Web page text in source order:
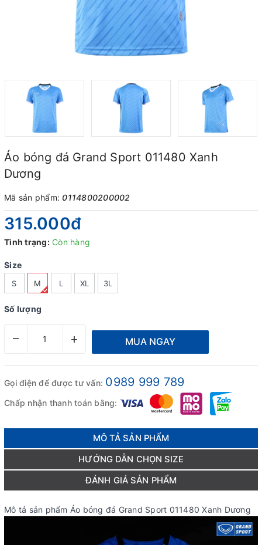
Áo bóng đá Grand Sport 011480 Xanh
Dương
Mã sản phẩm: 0114800200002
315.000₫
Tình trạng: Còn hàng
Size
S M L XL 3L
Số lượng
– + MUA NGAY
Gọi điện để được tư vấn: 0989 999 789
Chấp nhận thanh toán bằng:
MÔ TẢ SẢN PHẨM
HƯỚNG DẪN CHỌN SIZE
ĐÁNH GIÁ SẢN PHẨM
Mô tả sản phẩm Áo bóng đá Grand Sport 011480 Xanh Dương